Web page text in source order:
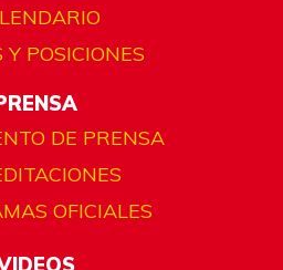
Y POSICIONES
DE PRENSA
OFICIALES